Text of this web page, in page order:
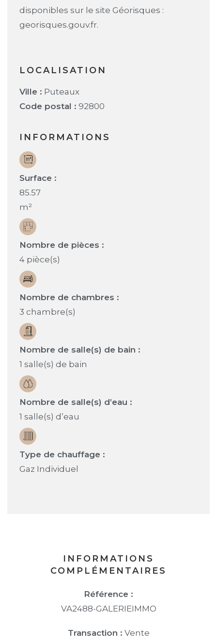
disponibles sur le site Géorisques :
georisques.gouv.fr.
LOCALISATION
Ville : Puteaux
Code postal : 92800
INFORMATIONS
Surface :
85.57
m²
Nombre de pièces :
4 pièce(s)
Nombre de chambres :
3 chambre(s)
Nombre de salle(s) de bain :
1 salle(s) de bain
Nombre de salle(s) d’eau :
1 salle(s) d’eau
Type de chauffage :
Gaz Individuel
INFORMATIONS
COMPLÉMENTAIRES
Référence :
VA2488-GALERIEIMMO
Transaction : Vente